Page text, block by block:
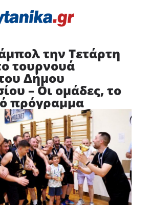
την Τετάρτη
τουρνουά
Δήμου
– Οι ομάδες, το
πρόγραμμα